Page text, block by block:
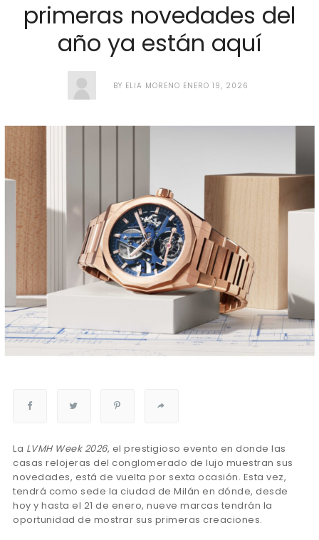
primeras novedades del
año ya están aquí
BY ELIA MORENO ENERO 19, 2026
La LVMH Week 2026, el prestigioso evento en donde las
casas relojeras del conglomerado de lujo muestran sus
novedades, está de vuelta por sexta ocasión. Esta vez,
tendrá como sede la ciudad de Milán en dónde, desde
hoy y hasta el 21 de enero, nueve marcas tendrán la
oportunidad de mostrar sus primeras creaciones.